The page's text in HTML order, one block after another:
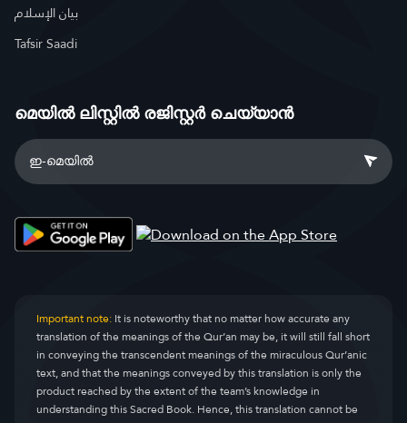
بيان الإسلام
Tafsir Saadi
മെയിൽ ലിസ്റ്റിൽ രജിസ്റ്റർ ചെയ്യാൻ
Important note:It is noteworthy that no matter how accurate any
translation of the meanings of the Qur’an may be, it will still fall short
in conveying the transcendent meanings of the miraculous Qur’anic
text, and that the meanings conveyed by this translation is only the
product reached by the extent of the team’s knowledge in
understanding this Sacred Book. Hence, this translation cannot be